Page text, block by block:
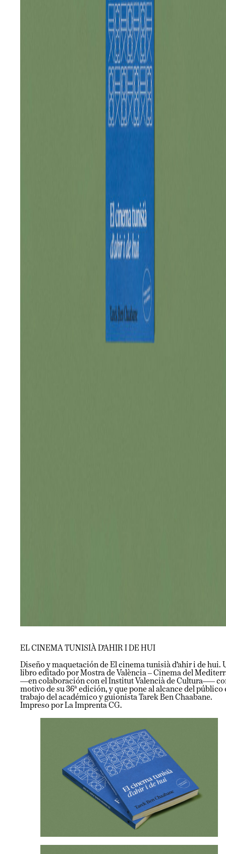
EL CINEMA TUNISIÀ D’AHIR I DE HUI
Diseño y maquetación de El cinema tunisià d’ahir i de hui.
libro editado por Mostra de València – Cinema del
—en colaboración con el Institut Valencià de Cultura–—
motivo de su 36ª edición, y que pone al alcance del público
trabajo del académico y guionista Tarek Ben Chaabane.
Impreso por La Imprenta CG.